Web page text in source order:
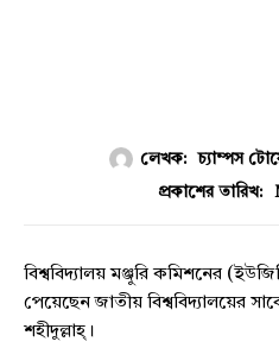
লেখক:
চ্যাম্পস
প্রকাশের তারিখ:
বিশ্ববিদ্যালয় মঞ্জুরি কমিশনের
পেয়েছেন জাতীয় বিশ্ববিদ্যালয়ের
শহীদুল্লাহ্।